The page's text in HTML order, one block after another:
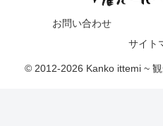
お問い合わせ
サイト
© 2012-2026 Kanko ittemi ~